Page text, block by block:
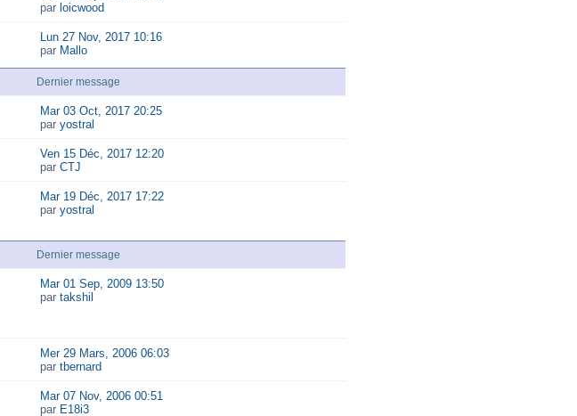
par loicwood
Lun 27 Nov, 2017 10:16
par Mallo
Dernier message
Mar 03 Oct, 2017 20:25
par yostral
Ven 15 Déc, 2017 12:20
par CTJ
Mar 19 Déc, 2017 17:22
par yostral
Dernier message
Mar 01 Sep, 2009 13:50
par takshil
Mer 29 Mars, 2006 06:03
par tbernard
Mar 07 Nov, 2006 00:51
par E18i3